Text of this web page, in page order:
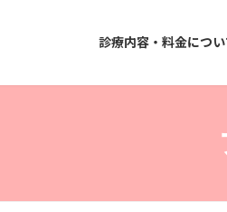
診療内容・料金につい